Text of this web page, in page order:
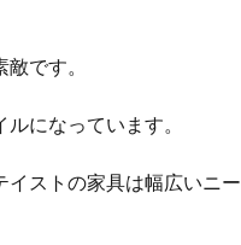
です。
になっています。
イストの家具は幅広いニー